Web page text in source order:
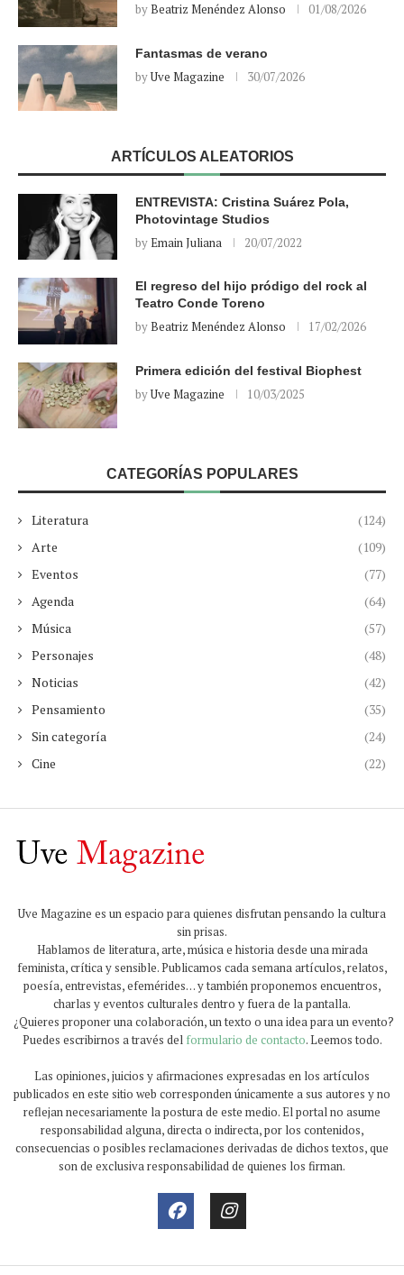
byBeatriz Menéndez Alonso 01/08/2026
Fantasmas de verano
byUve Magazine 30/07/2026
ARTÍCULOS ALEATORIOS
ENTREVISTA: Cristina Suárez Pola,
Photovintage Studios
byEmain Juliana 20/07/2022
El regreso del hijo pródigo del rock al
Teatro Conde Toreno
byBeatriz Menéndez Alonso 17/02/2026
Primera edición del festival Biophest
byUve Magazine 10/03/2025
CATEGORÍAS POPULARES
Literatura
(124)
Arte
(109)
Eventos
(77)
Agenda
(64)
Música
(57)
Personajes
(48)
Noticias
(42)
Pensamiento
(35)
Sin categoría
(24)
Cine
(22)
Uve Magazine es un espacio para quienes disfrutan pensando la cultura
sin prisas.
Hablamos de literatura, arte, música e historia desde una mirada
feminista, crítica y sensible. Publicamos cada semana artículos, relatos,
poesía, entrevistas, efemérides… y también proponemos encuentros,
charlas y eventos culturales dentro y fuera de la pantalla.
¿Quieres proponer una colaboración, un texto o una idea para un evento?
Puedes escribirnos a través del formulario de contacto. Leemos todo.
Las opiniones, juicios y afirmaciones expresadas en los artículos
publicados en este sitio web corresponden únicamente a sus autores y no
reflejan necesariamente la postura de este medio. El portal no asume
responsabilidad alguna, directa o indirecta, por los contenidos,
consecuencias o posibles reclamaciones derivadas de dichos textos, que
son de exclusiva responsabilidad de quienes los firman.